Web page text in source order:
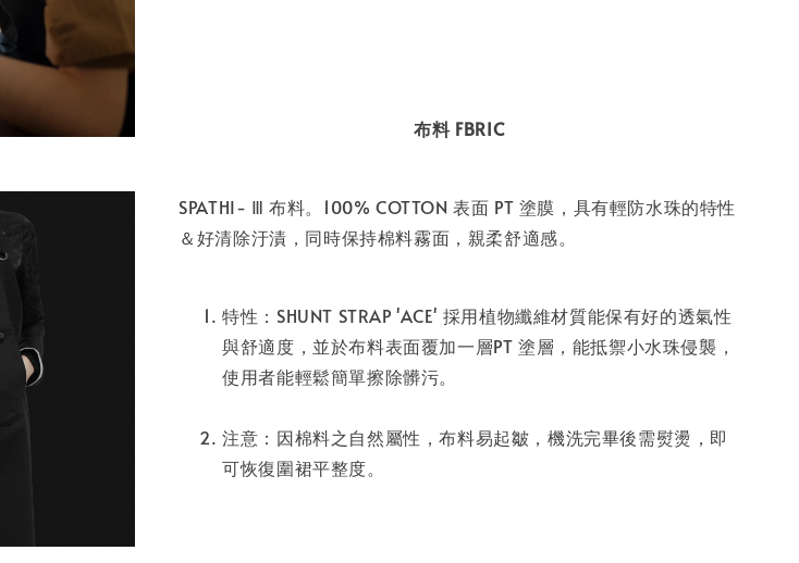
布料 FBRIC
SPATHI- Ⅲ 布料。100% COTTON 表面 PT 塗膜，具有輕防水珠的特性
＆好清除汙漬，同時保持棉料霧面，親柔舒適感⁣。
特性：SHUNT STRAP 'ACE' 採用植物纖維材質能保有好的透氣性
與舒適度，並於布料表面覆加一層PT 塗層，能抵禦小水珠侵襲，
使用者能輕鬆簡單擦除髒污。
注意：因棉料之自然屬性，布料易起皺，機洗完畢後需熨燙，即
可恢復圍裙平整度。